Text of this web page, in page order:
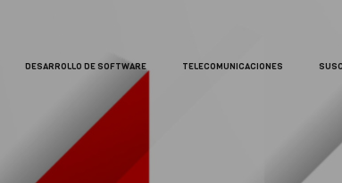
DESARROLLO DE SOFTWARE TELECOMUNICACIONES